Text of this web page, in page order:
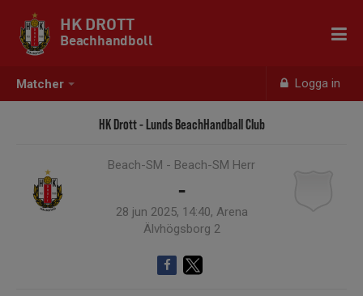
Matcher Logga in
HK DROTT
Beachhandboll
HK Drott - Lunds BeachHandball Club
Beach-SM - Beach-SM Herr
-
28 jun 2025, 14:40, Arena
Älvhögsborg 2